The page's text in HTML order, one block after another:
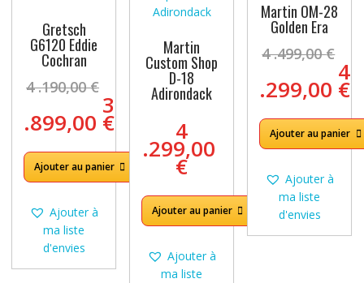
Gretsch
G6120 Eddie
Cochran
4 .190,00€
prix
initial
était :
4
3
.899,00 €
Le
prix
actuel
3
.899,00 €.
Ajouter au panier
Ajouter à
ma liste
d'envies
Martin
Custom Shop
D-18
Adirondack
4
.299,00
€
Ajouter au panier
Ajouter à
ma liste
Martin OM-28
Golden Era
4 .499,00€
prix
initial
était :
4
4
.299,00 €
Le
prix
actuel
4
Ajouter au panier
Ajouter à
ma liste
d'envies